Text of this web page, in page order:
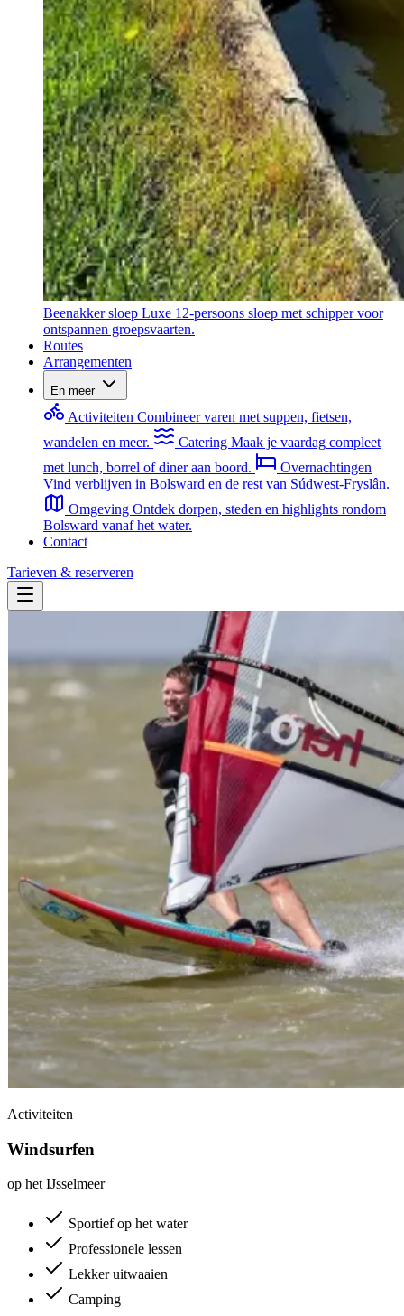
Beenakker sloep Luxe 12-persoons sloep met schipper voor
ontspannen groepsvaarten.
Routes
Arrangementen
En meer
Activiteiten Combineer varen met suppen, fietsen,
wandelen en meer.
Catering Maak je vaardag compleet
met lunch, borrel of diner aan boord.
Overnachtingen
Vind verblijven in Bolsward en de rest van Súdwest-Fryslân.
Omgeving Ontdek dorpen, steden en highlights rondom
Bolsward vanaf het water.
Contact
Tarieven & reserveren
Activiteiten
Windsurfen
op het IJsselmeer
Sportief op het water
Professionele lessen
Lekker uitwaaien
Camping